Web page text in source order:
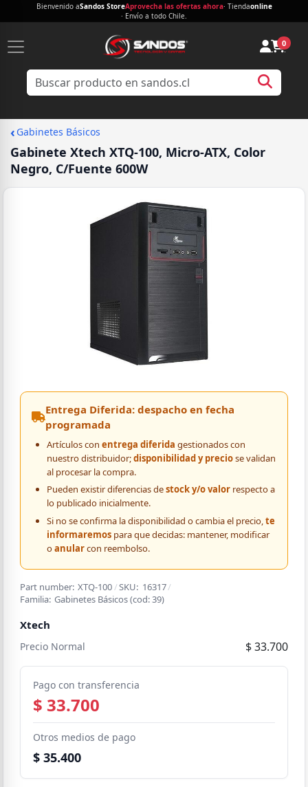
Bienvenido aSandos StoreAprovecha las ofertas ahora· Tiendaonline
· Envío a todo Chile.
0
‹ Gabinetes Básicos
Gabinete Xtech XTQ-100, Micro-ATX, Color
Negro, C/Fuente 600W
Entrega Diferida: despacho en fecha
programada
Artículos con entrega diferida gestionados con
nuestro distribuidor;disponibilidad y preciose validan
al procesar la compra.
Pueden existir diferencias destock y/o valorrespecto a
lo publicado inicialmente.
Si no se confirma la disponibilidad o cambia el precio,te
informaremospara que decidas: mantener, modificar
oanularcon reembolso.
Part number: XTQ-100 /SKU: 16317/
Familia: Gabinetes Básicos(cod:39)
Xtech
Precio Normal $ 33.700
Pago con transferencia
$ 33.700
Otros medios de pago
$ 35.400